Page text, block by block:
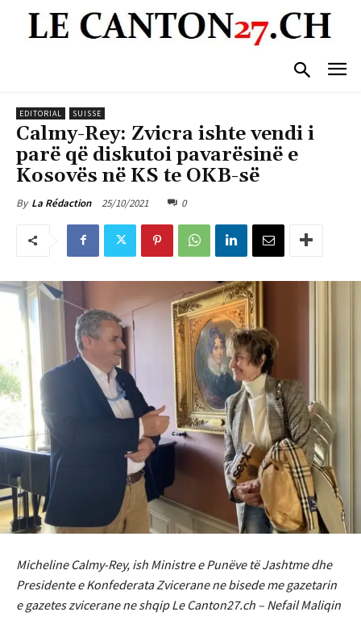
EDITORIAL SUISSE
Calmy-Rey: Zvicra ishte vendi i
parë që diskutoi pavarësinë e
Kosovës në KS te OKB-së
By La Rédaction 25/10/2021 0
Micheline Calmy-Rey, ish Ministre e Punëve të Jashtme dhe
Presidente e Konfederata Zvicerane ne bisede me gazetarin
e gazetes zvicerane ne shqip Le Canton27.ch – Nefail Maliqin